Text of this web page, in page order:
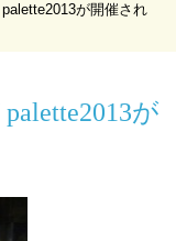
が開催され
が